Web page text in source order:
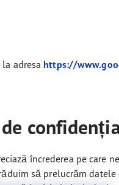
adresa https://
încrederea pe care
să prelucrăm datele